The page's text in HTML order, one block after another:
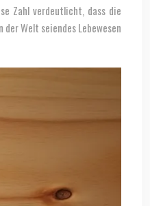
Zahl verdeutlicht, dass die
Welt seiendes Lebewesen